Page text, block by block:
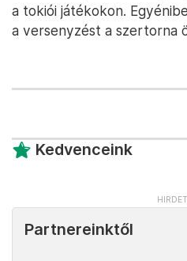
a tokiói játékokon.
a versenyzést a szertorna
Kedvenceink
Partnereinktől